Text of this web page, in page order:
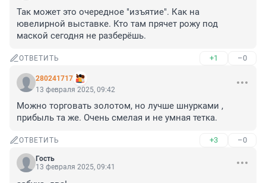
Так может это очередное "изъятие". Как на
ювелирной выставке. Кто там прячет рoжy под
маской сегодня не разберёшь.
ОТВЕТИТЬ +1 –0
280241717
13 февраля 2025, 09:42
Можно торговать золотом, но лучше шнурками ,
прибыль та же. Очень смелая и не умная тетка.
ОТВЕТИТЬ +3 –0
Гость
13 февраля 2025, 09:41